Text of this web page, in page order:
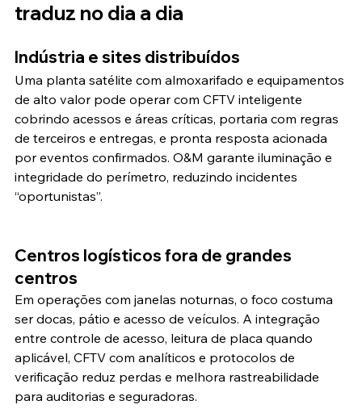
traduz no dia a dia
Indústria e sites distribuídos
Uma planta satélite com almoxarifado e equipamentos
de alto valor pode operar com CFTV inteligente
cobrindo acessos e áreas críticas, portaria com regras
de terceiros e entregas, e pronta resposta acionada
por eventos confirmados. O&M garante iluminação e
integridade do perímetro, reduzindo incidentes
“oportunistas”.
Centros logísticos fora de grandes
centros
Em operações com janelas noturnas, o foco costuma
ser docas, pátio e acesso de veículos. A integração
entre controle de acesso, leitura de placa quando
aplicável, CFTV com analíticos e protocolos de
verificação reduz perdas e melhora rastreabilidade
para auditorias e seguradoras.